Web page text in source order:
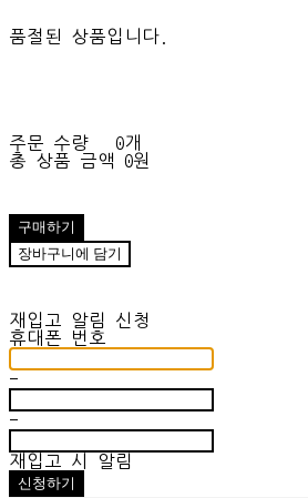
품절된 상품입니다.
주문 수량
0개
총 상품 금액
0원
구매하기
장바구니에 담기
재입고 알림 신청
휴대폰 번호
-
-
재입고 시 알림
신청하기